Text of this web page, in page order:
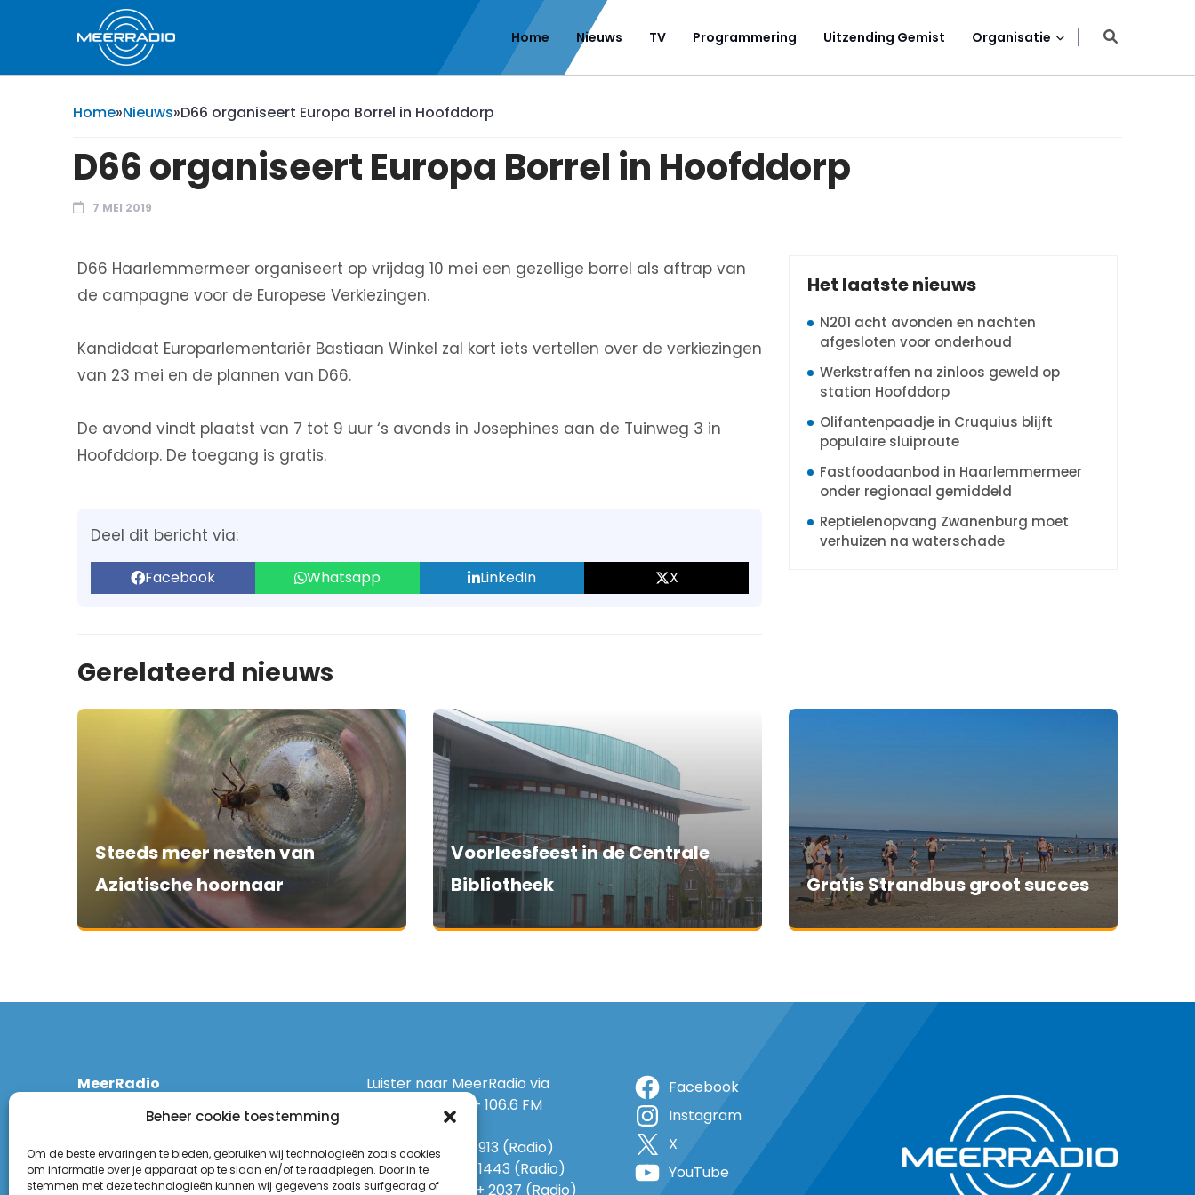
Beheer cookie toestemming
Om de beste ervaringen te bieden, gebruiken wij technologieën zoals cookies
om informatie over je apparaat op te slaan en/of te raadplegen. Door in te
stemmen met deze technologieën kunnen wij gegevens zoals surfgedrag of
Home Nieuws TV Programmering Uitzending Gemist Organisatie
Home»Nieuws»D66 organiseert Europa Borrel in Hoofddorp
D66 organiseert Europa Borrel in Hoofddorp
7 MEI 2019
D66 Haarlemmermeer organiseert op vrijdag 10 mei een gezellige borrel als aftrap van
de campagne voor de Europese Verkiezingen.
Kandidaat Europarlementariër Bastiaan Winkel zal kort iets vertellen over de verkiezingen
van 23 mei en de plannen van D66.
De avond vindt plaatst van 7 tot 9 uur ‘s avonds in Josephines aan de Tuinweg 3 in
Hoofddorp. De toegang is gratis.
Deel dit bericht via:
Facebook Whatsapp LinkedIn X
Het laatste nieuws
N201 acht avonden en nachten
afgesloten voor onderhoud
Werkstraffen na zinloos geweld op
station Hoofddorp
Olifantenpaadje in Cruquius blijft
populaire sluiproute
Fastfoodaanbod in Haarlemmermeer
onder regionaal gemiddeld
Reptielenopvang Zwanenburg moet
verhuizen na waterschade
Gerelateerd nieuws
Steeds meer nesten van
Aziatische hoornaar
Voorleesfeest in de Centrale
Bibliotheek
Gratis Strandbus groot succes
MeerRadio
2131 CT Hoofddorp
(023) 55 55 900
Luister naar MeerRadio via
Ether: 105.5 FM + 106.6 FM
DAB+ op 5A
Ziggo: 38 (TV) + 913 (Radio)
KPN: 1143 (TV) + 1443 (Radio)
Odido 735 (TV) + 2037 (Radio)
Facebook
Instagram
X
YouTube